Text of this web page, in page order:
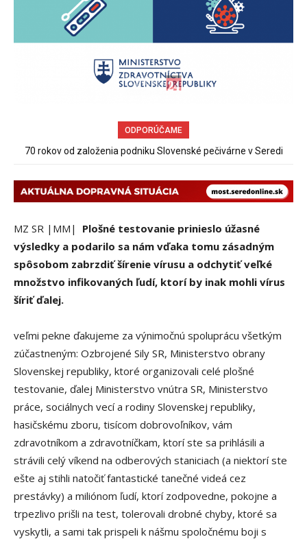
ODPORÚČAME
70 rokov od založenia podniku Slovenské pečivárne v Seredi
Sereď niekedy bola mestom s výborným napojením na
MZ SR |MM|
Plošné testovanie prinieslo úžasné
výsledky a podarilo sa nám vďaka tomu zásadným
spôsobom zabrzdiť šírenie vírusu a odchytiť veľké
množstvo infikovaných ľudí, ktorí by inak mohli vírus
šíriť ďalej.
veľmi pekne ďakujeme za výnimočnú spoluprácu všetkým
zúčastneným: Ozbrojené Sily SR, Ministerstvo obrany
Slovenskej republiky, ktoré organizovali celé plošné
testovanie, ďalej Ministerstvo vnútra SR, Ministerstvo
práce, sociálnych vecí a rodiny Slovenskej republiky,
hasičskému zboru, tisícom dobrovoľníkov, vám
zdravotníkom a zdravotníčkam, ktorí ste sa prihlásili a
strávili celý víkend na odberových staniciach (a niektorí ste
ešte aj stihli natočiť fantastické tanečné videá cez
prestávky) a miliónom ľudí, ktorí zodpovedne, pokojne a
trpezlivo prišli na test, tolerovali drobné chyby, ktoré sa
vyskytli, a sami tak prispeli k nášmu spoločnému boji s